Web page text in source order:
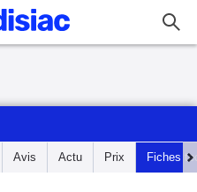
Avis Actu Prix Fiches